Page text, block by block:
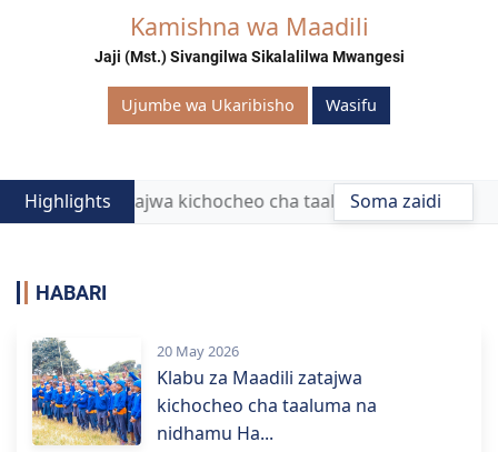
Kamishna wa Maadili
Jaji (Mst.) Sivangilwa Sikalalilwa Mwangesi
Ujumbe wa Ukaribisho Wasifu
Highlights
Maadili zatajwa kichocheo cha taaluma na nidhamu
Soma zaidi
HABARI
20 May 2026
Klabu za Maadili zatajwa
kichocheo cha taaluma na
nidhamu Ha...